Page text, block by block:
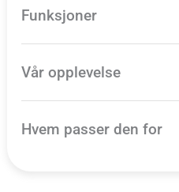
Funksjoner
Vår opplevelse
Hvem passer den for